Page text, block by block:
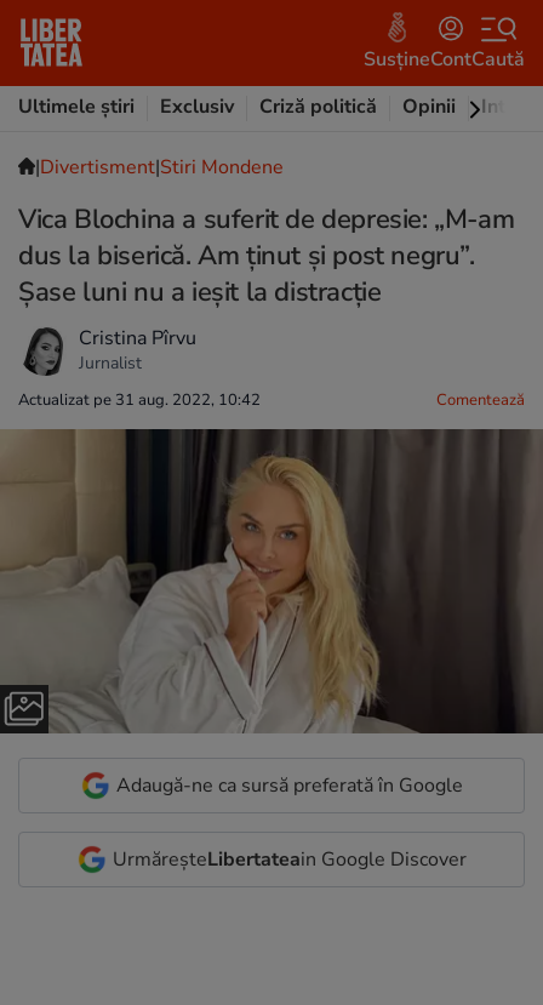
SusțineContCaută
Ultimele știri
Exclusiv Criză politică Opinii
|Divertisment|Stiri Mondene
Vica Blochina a suferit de depresie: „M-am
dus la biserică. Am ținut și post negru”.
Șase luni nu a ieșit la distracție
Cristina Pîrvu
Jurnalist
Actualizat pe 31 aug. 2022, 10:42 Comentează
Adaugă-ne ca sursă preferată în Google
UrmăreșteLibertateain Google Discover